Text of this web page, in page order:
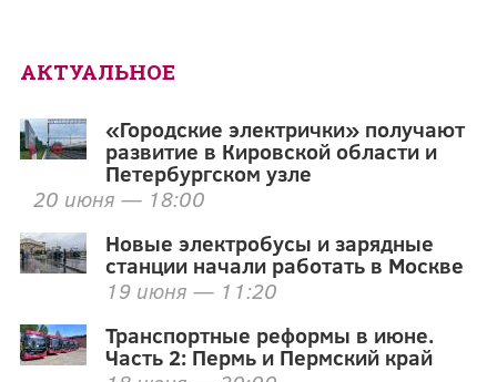
АКТУАЛЬНОЕ
«Городские электрички» получают
развитие в Кировской области и
Петербургском узле
20 июня — 18:00
Новые электробусы и зарядные
станции начали работать в Москве
19 июня — 11:20
Транспортные реформы в июне.
Часть 2: Пермь и Пермский край